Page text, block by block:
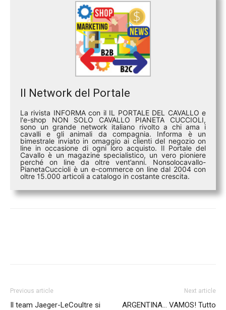
Il Network del Portale
La rivista INFORMA con il IL PORTALE DEL CAVALLO e
l'e-shop NON SOLO CAVALLO PIANETA CUCCIOLI,
sono un grande network italiano rivolto a chi ama i
cavalli e gli animali da compagnia. Informa è un
bimestrale inviato in omaggio ai clienti del negozio on
line in occasione di ogni loro acquisto. Il Portale del
Cavallo è un magazine specialistico, un vero pioniere
perché on line da oltre vent’anni. Nonsolocavallo-
PianetaCuccioli è un e-commerce on line dal 2004 con
oltre 15.000 articoli a catalogo in costante crescita.
Previous article
Il team Jaeger-LeCoultre si
Next article
ARGENTINA… VAMOS! Tutto